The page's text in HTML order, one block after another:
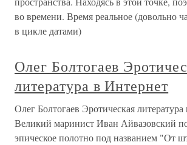
во времени. Время реальное (довольно
в цикле датами)
Олег Болтогаев
литература в Интернет
Олег Болтогаев Эротическая
Великий маринист Иван Айвазовский
эпическое полотно под названием "От